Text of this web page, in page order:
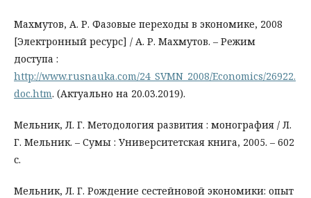
Махмутов, А. Р. Фазовые переходы в экономике, 2008
[Электронный ресурс] / А. Р. Махмутов. – Режим
доступа :
http://www.rusnauka.com/24_SVMN_2008/Economics/26922.
doc.htm. (Актуально на 20.03.2019).
Мельник, Л. Г. Методология развития : монография / Л.
Г. Мельник. – Сумы : Университетская книга, 2005. – 602
с.
Мельник, Л. Г. Рождение сестейновой экономики: опыт